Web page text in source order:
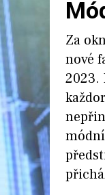
Za
nové
2023.